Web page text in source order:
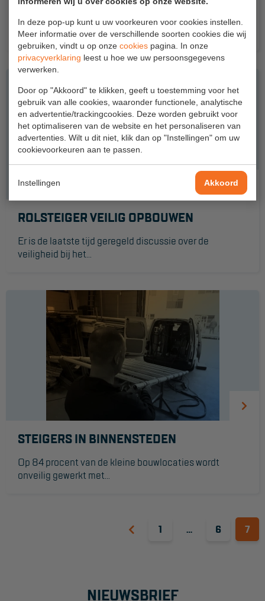
In deze pop-up kunt u uw voorkeuren voor cookies instellen.
Meer informatie over de verschillende soorten cookies die wij
gebruiken, vindt u op onze cookies pagina. In onze
privacyverklaring leest u hoe we uw persoonsgegevens
verwerken.
Door op "Akkoord" te klikken, geeft u toestemming voor het
gebruik van alle cookies, waaronder functionele, analytische
en advertentie/trackingcookies. Deze worden gebruikt voor
het optimaliseren van de website en het personaliseren van
advertenties. Wilt u dit niet, klik dan op "Instellingen" om uw
cookievoorkeuren aan te passen.
Instellingen Akkoord
Wet- en regelgeving
Garantie
Algemene voorwaarden
Webshop voorwaarden
Onlangs zijn er twee nieuwe A-bladen verschenen : een
voor...
ROLSTEIGER VEILIG OPBOUWEN
Er is de laatste tijd geregeld discussie over de
veiligheid bij het...
STEIGERS IN BINNENSTEDEN
Op 84 procent van de kleine bouwlocaties wordt
onveilig gewerkt met...
1 … 6 7
NIEUWSBRIEF